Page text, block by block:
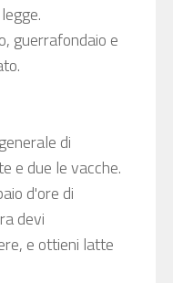
guerrafondaio e
di
e due le vacche.
d'ore di
devi
e ottieni latte